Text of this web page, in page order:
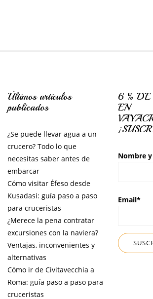
Últimos artículos
publicados
¿Se puede llevar agua a un
crucero? Todo lo que
necesitas saber antes de
embarcar
Cómo visitar Éfeso desde
Kusadasi: guía paso a paso
para cruceristas
¿Merece la pena contratar
excursiones con la naviera?
Ventajas, inconvenientes y
alternativas
Cómo ir de Civitavecchia a
Roma: guía paso a paso para
cruceristas
6 %
EN
Nombre
Email*